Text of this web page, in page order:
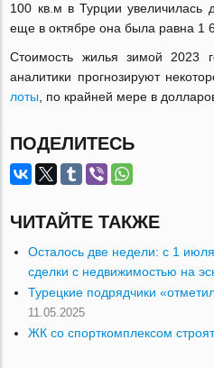
100 кв.м в Турции
еще в октябре она была равна 1
Cтоимость жилья зимой 2023
аналитики прогнозируют
лоты , по крайней мере в
ПОДЕЛИТЕСЬ
ЧИТАЙТЕ ТАКЖЕ
Осталось две недели: с 1
сделки с недвижимостью на
Турецкие подрядчики
11.05.2025
ЖК со спорткомплексом